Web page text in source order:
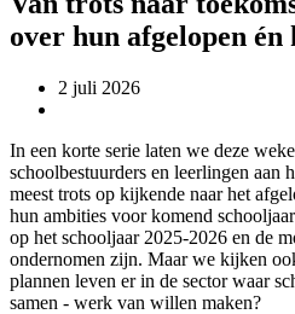
over hun afgelopen
2 juli 2026
In een korte serie laten we deze
schoolbestuurders en leerlingen aan
meest trots op kijkende naar het
hun ambities voor komend
op het schooljaar 2025-2026 en de
ondernomen zijn. Maar we kijken
plannen leven er in de sector waar
samen - werk van willen maken?